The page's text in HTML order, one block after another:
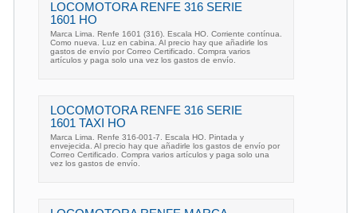
LOCOMOTORA RENFE 316 SERIE
1601 HO
Marca Lima. Renfe 1601 (316). Escala HO. Corriente contínua.
Como nueva. Luz en cabina. Al precio hay que añadirle los
gastos de envío por Correo Certificado. Compra varios
artículos y paga solo una vez los gastos de envío.
LOCOMOTORA RENFE 316 SERIE
1601 TAXI HO
Marca Lima. Renfe 316-001-7. Escala HO. Pintada y
envejecida. Al precio hay que añadirle los gastos de envío por
Correo Certificado. Compra varios artículos y paga solo una
vez los gastos de envío.